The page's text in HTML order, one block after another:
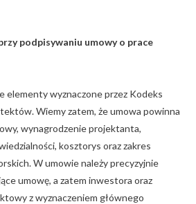
podpisywaniu umowy o prace
elementy wyznaczone przez Kodeks
Wiemy zatem, że umowa powinna
wynagrodzenie projektanta,
kosztorys oraz zakres
W umowie należy precyzyjnie
umowę, a zatem inwestora oraz
z wyznaczeniem głównego